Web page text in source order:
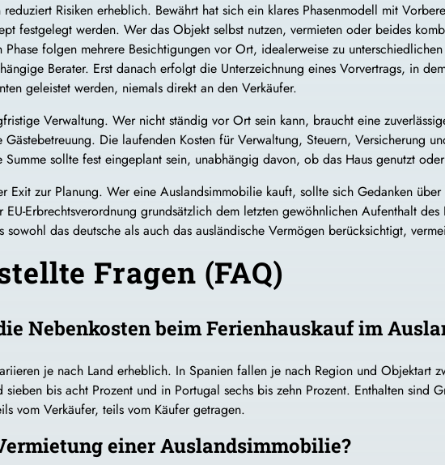
reduziert Risiken erheblich. Bewährt hat sich ein klares Phasenmodell mit
festgelegt werden. Wer das Objekt selbst nutzen, vermieten oder beides
folgen mehrere Besichtigungen vor Ort, idealerweise zu
Berater. Erst danach erfolgt die Unterzeichnung eines Vorvertrags, in
geleistet werden, niemals direkt an den Verkäufer.
Verwaltung. Wer nicht ständig vor Ort sein kann, braucht eine
Die laufenden Kosten für Verwaltung, Steuern, Versicherung
Summe sollte fest eingeplant sein, unabhängig davon, ob das Haus genutzt
Exit zur Planung. Wer eine Auslandsimmobilie kauft, sollte sich Gedanken
Erbrechtsverordnung grundsätzlich dem letzten gewöhnlichen Aufenthalt
sowohl das deutsche als auch das ausländische Vermögen berücksichtigt,
Fragen (FAQ)
Nebenkosten beim Ferienhauskauf im
je nach Land erheblich. In Spanien fallen je nach Region und Objektart
bis acht Prozent und in Portugal sechs bis zehn Prozent. Enthalten sind
vom Verkäufer, teils vom Käufer getragen.
einer Auslandsimmobilie?